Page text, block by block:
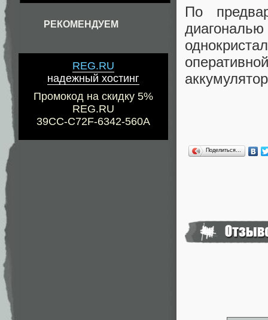
РЕКОМЕНДУЕМ
REG.RU
надежный хостинг
Промокод на скидку 5%
REG.RU
39CC-C72F-6342-560A
По
Поделиться…